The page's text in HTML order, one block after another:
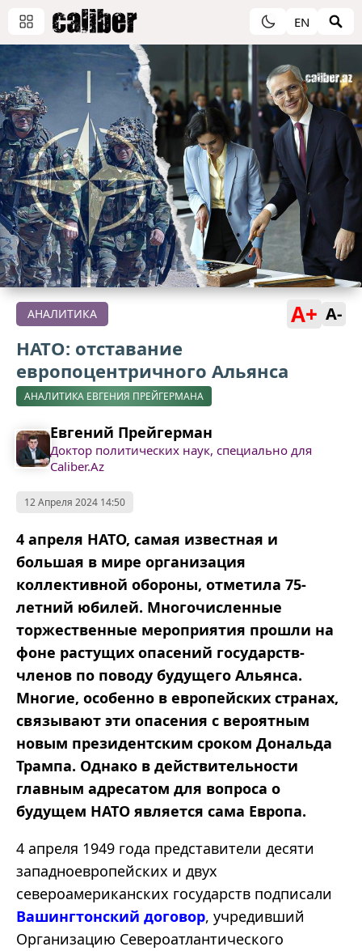
EN
АНАЛИТИКА A+ A-
НАТО: отставание
европоцентричного Альянса
АНАЛИТИКА ЕВГЕНИЯ ПРЕЙГЕРМАНА
Евгений Прейгерман
Доктор политических наук, специально для
Caliber.Az
12 Апреля 2024 14:50
4 апреля НАТО, самая известная и
большая в мире организация
коллективной обороны, отметила 75-
летний юбилей. Многочисленные
торжественные мероприятия прошли на
фоне растущих опасений государств-
членов по поводу будущего Альянса.
Многие, особенно в европейских странах,
связывают эти опасения с вероятным
новым президентским сроком Дональда
Трампа. Однако в действительности
главным адресатом для вопроса о
будущем НАТО является сама Европа.
4 апреля 1949 года представители десяти
западноевропейских и двух
североамериканских государств подписали
Вашингтонский договор, учредивший
Организацию Североатлантического